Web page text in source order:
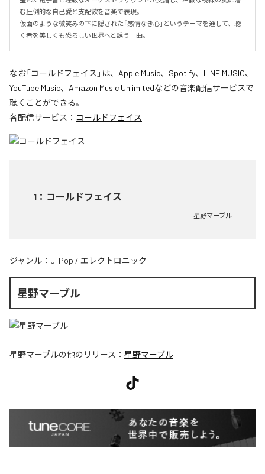
む圧倒的な自己愛と支配欲を音楽で表現。
仮面のような微笑みの下に隠された「感情なき心」というテーマを通して、聴
く者を美しくも恐ろしい世界へと誘う一曲。
なお「コールドフェイス 」は、 Apple Music、 Spotify、 LINE MUSIC、
YouTube Music、 Amazon Music Unlimitedなどの音楽配信サービスで
聴くことができる。
各配信サービス： コールドフェイス
1 ： コールドフェイス
星野マーブル
ジャンル： J-Pop / エレクトロニック
星野マーブル
星野マーブルの他のリリース： 星野マーブル